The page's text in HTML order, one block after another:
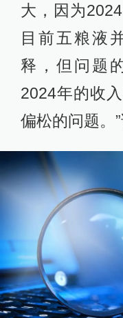
大，因为
目前五粮液
释，但问题
2024年的收
偏松的问题。